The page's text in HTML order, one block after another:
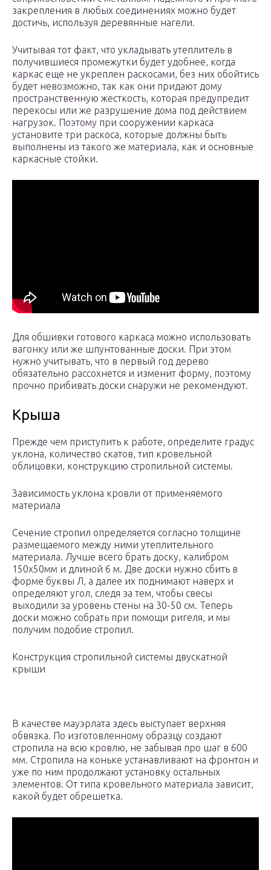
закрепления в любых соединениях можно будет
достичь, используя деревянные нагели.
Учитывая тот факт, что укладывать утеплитель в
получившиеся промежутки будет удобнее, когда
каркас еще не укреплен раскосами, без них обойтись
будет невозможно, так как они придают дому
пространственную жесткость, которая предупредит
перекосы или же разрушение дома под действием
нагрузок. Поэтому при сооружении каркаса
установите три раскоса, которые должны быть
выполнены из такого же материала, как и основные
каркасные стойки.
Для обшивки готового каркаса можно использовать
вагонку или же шпунтованные доски. При этом
нужно учитывать, что в первый год дерево
обязательно рассохнется и изменит форму, поэтому
прочно прибивать доски снаружи не рекомендуют.
Крыша
Прежде чем приступить к работе, определите градус
уклона, количество скатов, тип кровельной
облицовки, конструкцию стропильной системы.
Зависимость уклона кровли от применяемого
материала
Сечение стропил определяется согласно толщине
размещаемого между ними утеплительного
материала. Лучше всего брать доску, калибром
150х50мм и длиной 6 м. Две доски нужно сбить в
форме буквы Л, а далее их поднимают наверх и
определяют угол, следя за тем, чтобы свесы
выходили за уровень стены на 30-50 см. Теперь
доски можно собрать при помощи ригеля, и мы
получим подобие стропил.
Конструкция стропильной системы двускатной
крыши
В качестве мауэрлата здесь выступает верхняя
обвязка. По изготовленному образцу создают
стропила на всю кровлю, не забывая про шаг в 600
мм. Стропила на коньке устанавливают на фронтон и
уже по ним продолжают установку остальных
элементов. От типа кровельного материала зависит,
какой будет обрешетка.